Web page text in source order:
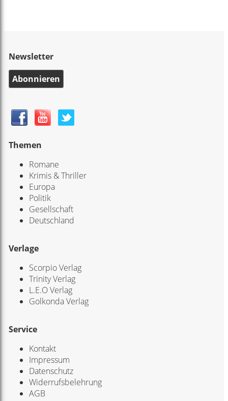
Newsletter
Abonnieren
Themen
Romane
Krimis & Thriller
Europa
Politik
Gesellschaft
Deutschland
Verlage
Scorpio Verlag
Trinity Verlag
L.E.O Verlag
Golkonda Verlag
Service
Kontakt
Impressum
Datenschutz
Widerrufsbelehrung
AGB